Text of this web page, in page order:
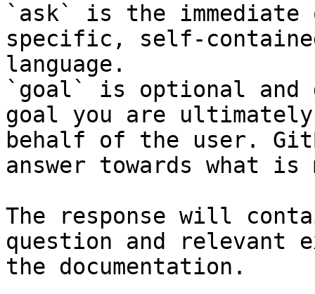
`ask` is the
specific, self-
language.
`goal` is optional and
goal you are
behalf of the user.
answer towards what
The response will
question and relevant
the documentation.